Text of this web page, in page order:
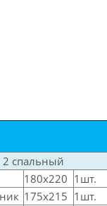
2 спальный
180х220 1шт.
175х215 1шт.